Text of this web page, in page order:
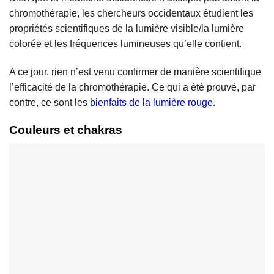
chromothérapie, les chercheurs occidentaux étudient les
propriétés scientifiques de la lumière visible/la lumière
colorée et les fréquences lumineuses qu’elle contient.
A ce jour, rien n’est venu confirmer de manière scientifique
l’efficacité de la chromothérapie. Ce qui a été prouvé, par
contre, ce sont les bienfaits de la lumière rouge.
Couleurs et chakras